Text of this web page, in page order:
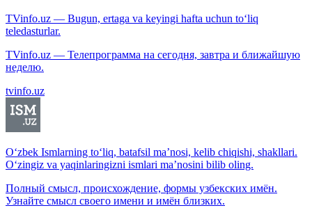
TVinfo.uz — Bugun, ertaga va keyingi hafta uchun to‘liq
teledasturlar.
TVinfo.uz — Телепрограмма на сегодня, завтра и ближайшую
неделю.
tvinfo.uz
O‘zbek Ismlarning to‘liq, batafsil ma’nosi, kelib chiqishi, shakllari.
O‘zingiz va yaqinlaringizni ismlari ma’nosini bilib oling.
Полный смысл, происхождение, формы узбекских имён.
Узнайте смысл своего имени и имён близких.